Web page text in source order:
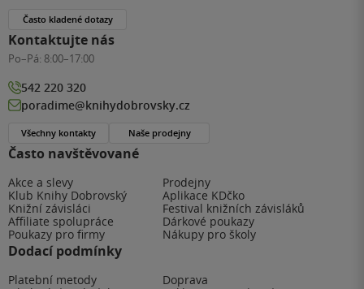
Často navštěvované
Akce a slevy
Prodejny
Klub Knihy Dobrovský
Aplikace KDčko
Knižní závisláci
Festival knižních závisláků
Affiliate spolupráce
Dárkové poukazy
Poukazy pro firmy
Nákupy pro školy
Dodací podmínky
Platební metody
Doprava
Často kladené dotazy
Kontaktujte nás
Po–Pá: 8:00–17:00
542 220 320
poradime@knihydobrovsky.cz
Všechny kontakty Naše prodejny